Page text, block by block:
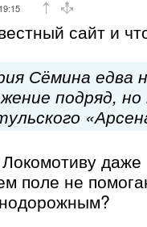
сайт и
Сёмина едва
подряд,
даже
поле не